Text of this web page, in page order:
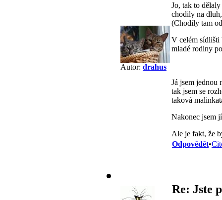
Autor: drahus
Jo, tak to
chodily na
(Chodily tam
V celém sídlišti
mladé rodiny
Já jsem jednou
tak jsem se
taková
Nakonec jsem
Ale je fakt, že
Odpovědět•
Re: Jste